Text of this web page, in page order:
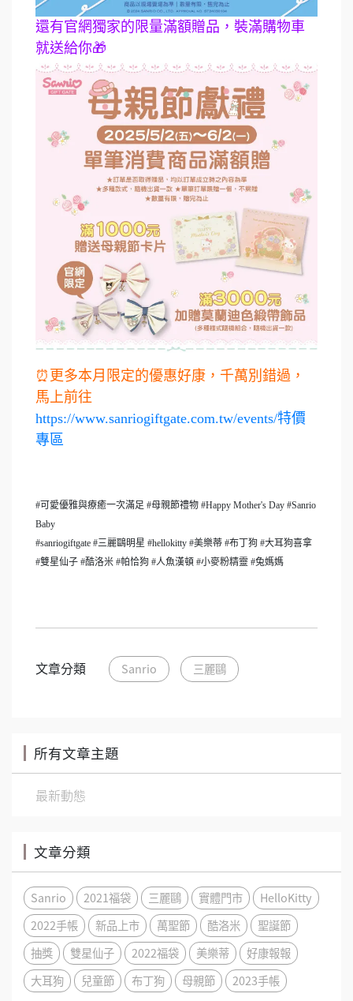
還有官網獨家的限量滿額贈品，裝滿購物車
就送給你🎁
⏰更多本月限定的優惠好康，千萬別錯過，
馬上前往
https://www.sanriogiftgate.com.tw/events/特價
專區
#可愛優雅與療癒一次滿足 #母親節禮物 #Happy Mother's Day #Sanrio
Baby
#sanriogiftgate #三麗鷗明星 #hellokitty #美樂蒂 #布丁狗 #大耳狗喜拿
#雙星仙子 #酷洛米 #帕恰狗 #人魚漢頓 #小麥粉精靈 #兔媽媽
文章分類 Sanrio 三麗鷗
所有文章主題
最新動態
文章分類
Sanrio 2021福袋 三麗鷗 實體門市
HelloKitty
2022手帳
新品上市 萬聖節 酷洛米
聖誕節
抽獎
雙星仙子 2022福袋 美樂蒂
好康報報
大耳狗
兒童節 布丁狗 母親節 2023手帳